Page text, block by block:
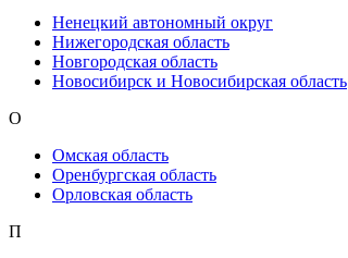
Ненецкий автономный округ
Нижегородская область
Новгородская область
Новосибирск и Новосибирская область
О
Омская область
Оренбургская область
Орловская область
П